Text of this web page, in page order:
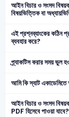
আইন বিচার ও সংসদ
বিষয়ভিত্তিক বা
এই প্রশ্নব্যাংকের কঠিন
ব্যবহার করে?
প্র্যাকটিস করার সময় ভুল
আমি কি স্যাট একাডেমিতে
আইন বিচার ও সংসদ
PDF হিসেবে পাওয়া যাবে?